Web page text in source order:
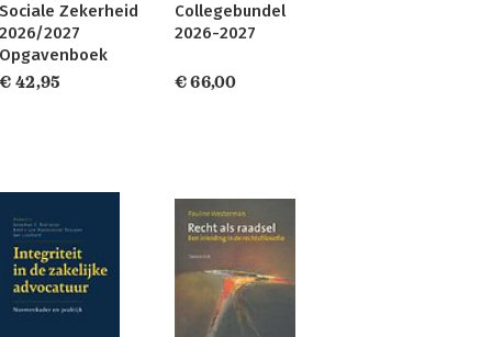
Sociale Zekerheid
2026/2027
Opgavenboek
€ 42,95
Collegebundel
2026-2027
€ 66,00